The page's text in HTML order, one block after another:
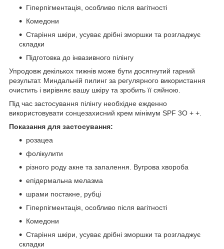
Гіперпігментація, особливо після вагітності
Комедони
Старіння шкіри, усуває дрібні зморшки та розгладжує
складки
Підготовка до інвазивного пілінгу
Упродовж декількох тижнів може бути досягнутий гарний
результат. Миндальній пилинг за регулярного використання
очистить і вирівняє вашу шкіру та зробить її сяйною.
Під час застосування пілінгу необхідне ежденно
використовувати сонцезахисний крем мінімум SPF 3O + +.
Показання для застосування:
розацеа
фолікулити
різного роду акне та запалення. Вугрова хвороба
епідермальна мелазма
шрами постакне, рубці
Гіперпігментація, особливо після вагітності
Комедони
Старіння шкіри, усуває дрібні зморшки та розгладжує
складки